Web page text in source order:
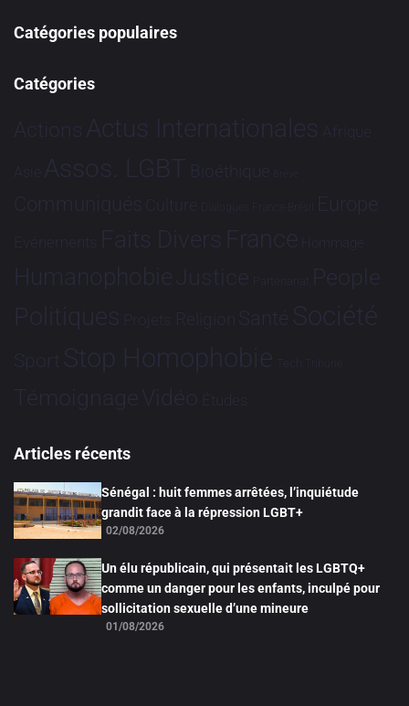
Catégories populaires
Catégories
Actions Actus Internationales Afrique
Asie Assos. LGBT Bioéthique Brève
Communiqués Culture Dialogues France-Brésil Europe
Evénements Faits Divers France Hommage
HumanophobieJustice Partenariat People
Politiques Projets Religion Santé Société
Sport Stop Homophobie Tech Tribune
TémoignageVidéo Études
Articles récents
Sénégal : huit femmes arrêtées, l’inquiétude
grandit face à la répression LGBT+
02/08/2026
Un élu républicain, qui présentait les LGBTQ+
comme un danger pour les enfants, inculpé pour
sollicitation sexuelle d’une mineure
01/08/2026